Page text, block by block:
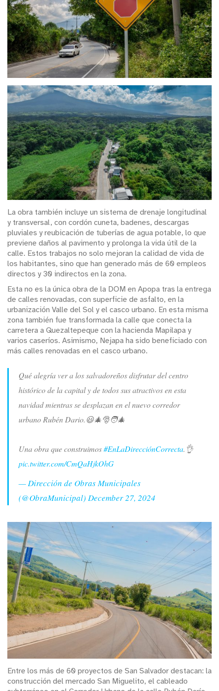
La obra también incluye un sistema de drenaje longitudinal
y transversal, con cordón cuneta, badenes, descargas
pluviales y reubicación de tuberías de agua potable, lo que
previene daños al pavimento y prolonga la vida útil de la
calle. Estos trabajos no solo mejoran la calidad de vida de
los habitantes, sino que han generado más de 60 empleos
directos y 30 indirectos en la zona.
Esta no es la única obra de la DOM en Apopa tras la entrega
de calles renovadas, con superficie de asfalto, en la
urbanización Valle del Sol y el casco urbano. En esta misma
zona también fue transformada la calle que conecta la
carretera a Quezaltepeque con la hacienda Mapilapa y
varios caseríos. Asimismo, Nejapa ha sido beneficiado con
más calles renovadas en el casco urbano.
Qué alegría ver a los salvadoreños disfrutar del centro
histórico de la capital y de todos sus atractivos en esta
navidad mientras se desplazan en el nuevo corredor
urbano Rubén Dario.😃🎄🎅🧑‍🎄
Una obra que construimos#EnLaDirecciónCorrecta.👌
pic.twitter.com/CmQaHjkOhG
— Dirección de Obras Municipales
(@ObraMunicipal) December 27, 2024
Entre los más de 60 proyectos de San Salvador destacan: la
construcción del mercado San Miguelito, el cableado